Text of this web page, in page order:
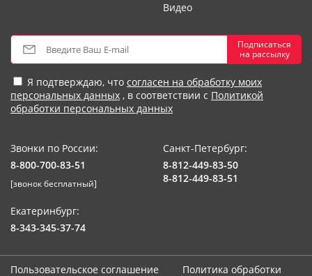
Видео
Подписаться
на рассылку
Я подтверждаю, что согласен на обработку моих
персональных данных , в соответствии с Политикой
обработки персональных данных
Звонки по России:
8-800-700-83-51
[звонок бесплатный]
Санкт-Петербург:
8-812-449-83-50
8-812-449-83-51
Екатеринбург:
8-343-345-37-74
Пользовательское соглашение Политика обработки